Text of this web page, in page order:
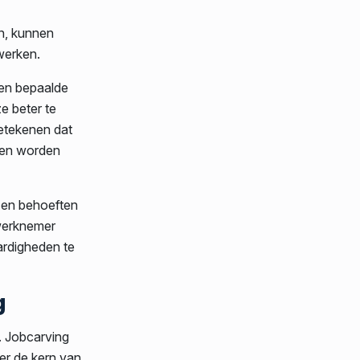
kunnen
bepaalde
beter te
dat
worden
behoeften
te
Jobcarving